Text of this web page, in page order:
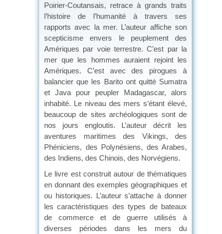
Poirier-Coutansais, retrace à grands traits
l’histoire de l’humanité à travers ses
rapports avec la mer. L’auteur affiche son
scepticisme envers le peuplement des
Amériques par voie terrestre. C’est par la
mer que les hommes auraient rejoint les
Amériques. C’est avec des pirogues à
balancier que les Barito ont quitté Sumatra
et Java pour peupler Madagascar, alors
inhabité. Le niveau des mers s’étant élevé,
beaucoup de sites archéologiques sont de
nos jours engloutis. L’auteur décrit les
aventures maritimes des Vikings, des
Phéniciens, des Polynésiens, des Arabes,
des Indiens, des Chinois, des Norvégiens.
Le livre est construit autour de thématiques
en donnant des exemples géographiques et
ou historiques. L’auteur s’attache à donner
les caractéristiques des types de bateaux
de commerce et de guerre utilisés à
diverses périodes dans les mers du